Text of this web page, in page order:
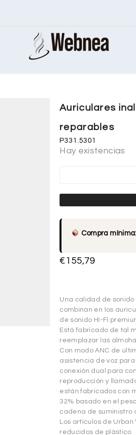
Auriculares
reparables
P331.5301
Hay existencias
Compra mínima:
€ 155,79
Una calidad de
combinan en los
de sonido HI-FI
Está fabricado de tal
reemplazar las
Con modo ANC de
asistencia de voz
conexión dual para
reproducción y
están fabricados con
32% basado en el
cadena de suministro
Los artículos de
reducidos de plástico